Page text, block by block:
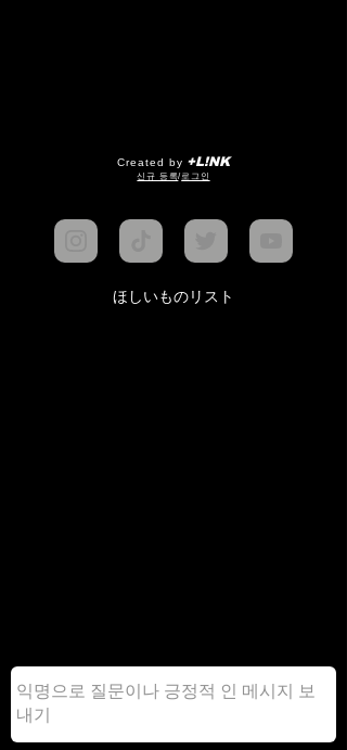
Created by +L!NK
​신규 등록/로그인
ほしいものリスト